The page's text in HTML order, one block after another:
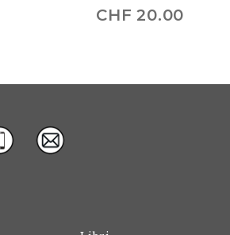
CHF 20.00